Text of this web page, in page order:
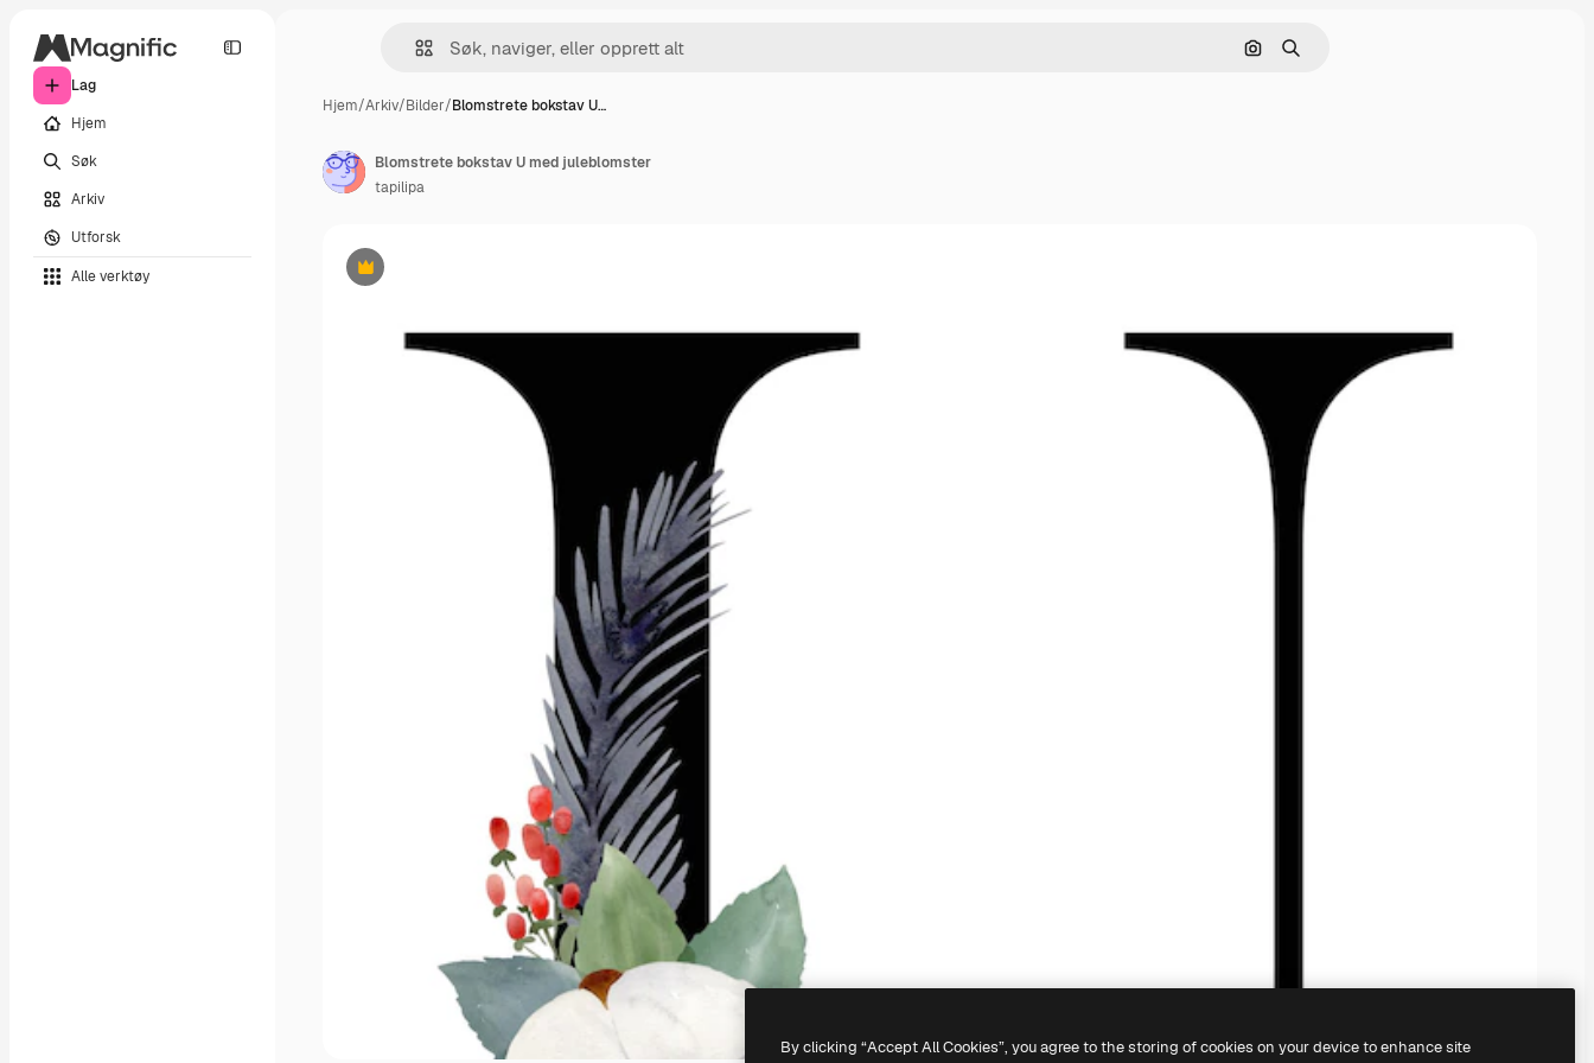
Lag
Hjem
Søk
Arkiv
Utforsk
Alle verktøy
Søk etter bilde
Søk
Hjem/Arkiv/Bilder/Blomstrete bokstav U…
Premium
Blomstrete bokstav U med juleblomster
tapilipa
By clicking “Accept All Cookies”, you agree to the storing of cookies on your device to enhance site